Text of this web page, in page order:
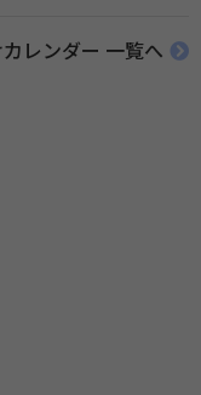
スガイド）
レンダー 一覧へ